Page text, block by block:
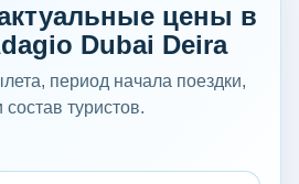
цены в
Dubai Deira
период начала поездки,
туристов.